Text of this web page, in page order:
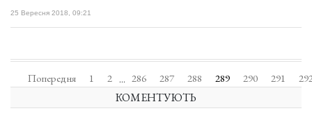
25 Вересня 2018, 09:21
Попередня 1 2 ... 286 287 288 289 290 291
КОМЕНТУЮТЬ